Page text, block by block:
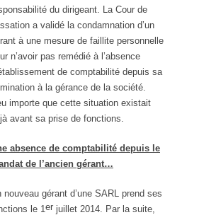
du dirigeant. La Cour de
a validé la condamnation d’un
à une mesure de faillite personnelle
n’avoir pas remédié à l’absence
de comptabilité depuis sa
à la gérance de la société.
importe que cette situation existait
avant sa prise de fonctions.
absence de comptabilité depuis le
de l’ancien gérant…
nouveau gérant d’une SARL prend ses
le 1er juillet 2014. Par la suite,